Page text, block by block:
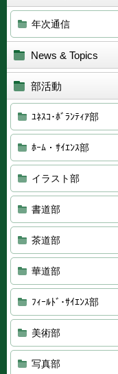
年次通信
News & Topics
部活動
ﾕﾈｽｺ･ﾎﾞﾗﾝﾃｨｱ部
ﾎｰﾑ・ｻｲｴﾝｽ部
イラスト部
書道部
茶道部
華道部
ﾌｨｰﾙﾄﾞ･ｻｲｴﾝｽ部
美術部
写真部